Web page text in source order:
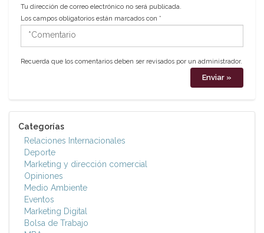
Tu dirección de correo electrónico no será publicada.
Los campos obligatorios están marcados con *
*Comentario
Recuerda que los comentarios deben ser revisados por un administrador.
Categorías
Relaciones Internacionales
Deporte
Marketing y dirección comercial
Opiniones
Medio Ambiente
Eventos
Marketing Digital
Bolsa de Trabajo